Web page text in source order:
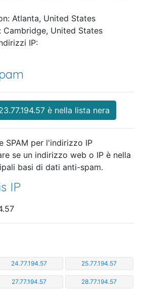
Atlanta, United States
Cambridge, United States
IP:
è nella lista nera
SPAM per l'indirizzo IP
se un indirizzo web o IP è nella
basi di dati anti-spam.
IP
24.77.194.57 25.77.194.57
27.77.194.57 28.77.194.57